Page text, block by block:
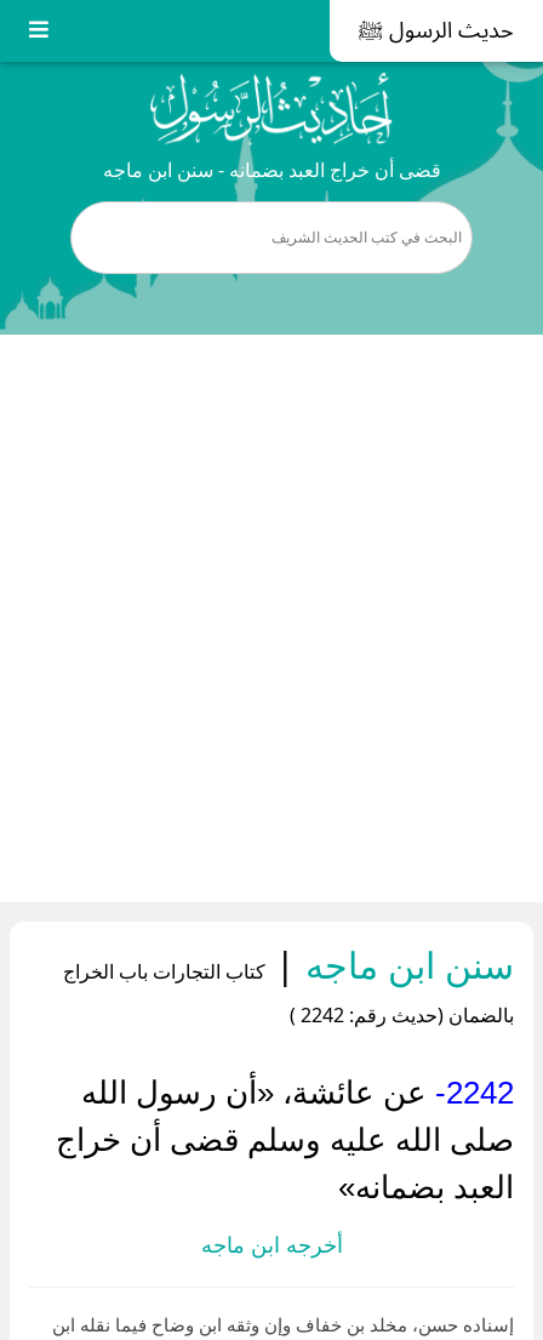
حديث الرسول ﷺ
قضى أن خراج العبد بضمانه - سنن ابن ماجه
سنن ابن ماجه |
كتاب التجارات باب الخراج
بالضمان (حديث رقم: 2242 )
2242-
عن عائشة، «أن رسول الله
صلى الله عليه وسلم قضى أن خراج
العبد بضمانه»
أخرجه ابن ماجه
إسناده حسن، مخلد بن خفاف وإن وثقه ابن وضاح فيما نقله ابن